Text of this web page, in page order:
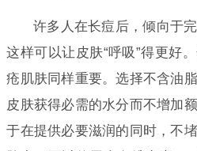
许多人在长痘后，倾向于
这样可以让皮肤“呼吸”得更好
疮肌肤同样重要。选择不含油
皮肤获得必需的水分而不增加
于在提供必要滋润的同时，不